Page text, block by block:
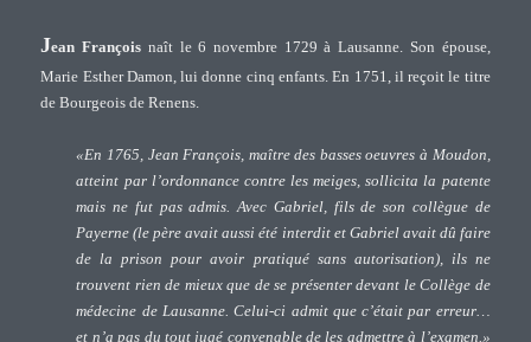
Jean François naît le 6 novembre 1729 à Lausanne. Son épouse,
Marie Esther Damon, lui donne cinq enfants. En 1751, il reçoit le titre
de Bourgeois de Renens.
«En 1765, Jean François, maître des basses oeuvres à Moudon,
atteint par l’ordonnance contre les meiges, sollicita la patente
mais ne fut pas admis. Avec Gabriel, fils de son collègue de
Payerne (le père avait aussi été interdit et Gabriel avait dû faire
de la prison pour avoir pratiqué sans autorisation), ils ne
trouvent rien de mieux que de se présenter devant le Collège de
médecine de Lausanne. Celui-ci admit que c’était par erreur…
et n’a pas du tout jugé convenable de les admettre à l’examen.»